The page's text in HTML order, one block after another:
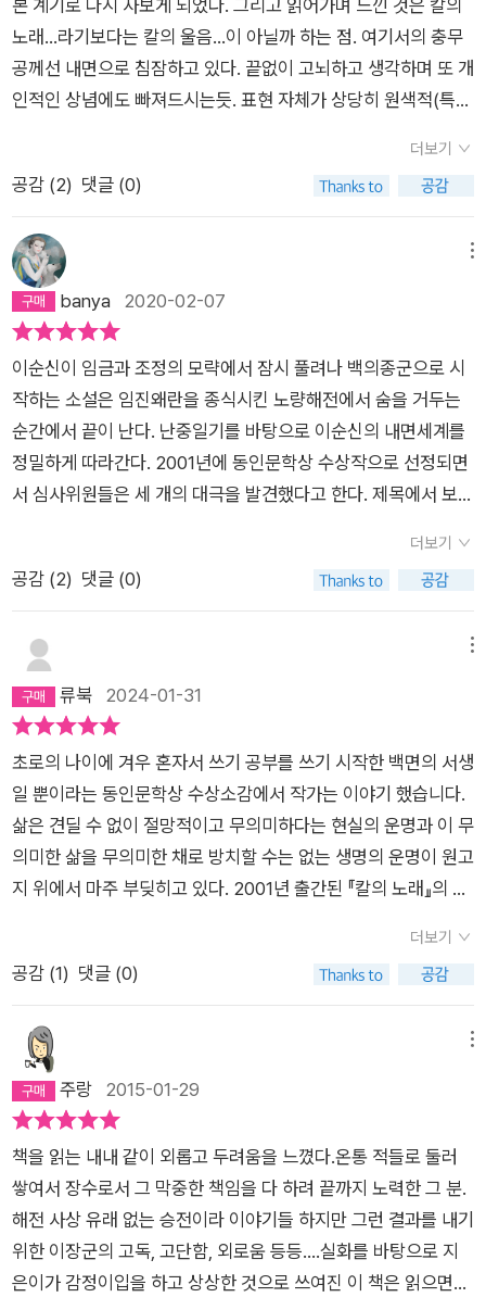
사건들을 그는 이순신에 빙의하여 이순신의 목소리로 그것들을
담담하게 적었다.
노래...라기보다는 칼의 울음...이 아닐까 하는 점. 여기서의 충무
공께선 내면으로 침잠하고 있다. 끝없이 고뇌하고 생각하며 또 개
인적인 상념에도 빠져드시는듯. 표현 자체가 상당히 원색적(특히
지만 여하간 새로운 시각의 접근이라는 점은 색다르다. 책 말미의
연표 역시 이해에 더욱 도움을 주고 있고. 그 뛰어난 무재를 지니
고도 하필 왕이 선조라 무인으로써의 일생을 고난속에 살다 가신
이순신 장군님. 그래도 우리에게 기억되고 우리 나라의 빛나는 얼
이 된 건 선조가 아니라 당연히 충무공이시다!
더보기
공감 (2) 댓글 (0)
banya 2020-02-07
이순신이 임금과 조정의 모략에서 잠시 풀려나 백의종군으로 시
작하는 소설은 임진왜란을 종식시킨 노량해전에서 숨을 거두는
순간에서 끝이 난다. 난중일기를 바탕으로 이순신의 내면세계를
정밀하게 따라간다. 2001년에 동인문학상 수상작으로 선정되면
서 심사위원들은 세 개의 대극을 발견했다고 한다. 제목에서 보이
한 문체의 힘으로 이야기를 솟구치는 대극이라 했다. 크게 동의하
게 되는 말이다.이순신은 적인 왜구의 죽음을 보면서 생각한다,
죽음은 모두 개별적인 것이라고. 하지만 전쟁 중에 개별성을 획득
하기란 어렵다는 것을 안다. 전쟁 중인 자신의 정체성을 적의 적
이라고 일단 규정하였으나, 숱한 전투를 치르며 생각한다. 적의
개별성이야말로 나의 적이라는 것을 알았다고. 그 개별성의 몸을
수 없기에 그는 칼로 적을 벤다.선조의 무능과 치졸한 마음이야
익히 알고 있는 바라, 다른 서적에선 그의 행태에 분노하기도 하
였다. 그러나 <칼의 노래>에서 우는 임금을 바라보는 이순신의
시선은 가엾다는 것이다. 백성이 공의 앞에서 울 듯이 임금은 신
하 앞에 눈물을 흘린다. 그런 미련한 임금을 가엾게 보고, 또한 자
신을 겨누고 있는 적은 눈앞의 왜구와 북쪽의 임금임을 정확히 알
고 있는 공은 늘 사지를 찾는다.결국 노량해전에서 전사하며 세상
않는 적들을 이 세상에 남겨놓고 먼저 적들 쪽으로 간다는 사유를
남긴다. 놀랍도록 고귀하고 놀랍도록 공감하게 되는 공의 고뇌다.
그를 힘들게 하는 것은 사는 것의 무의미함, 자신이 마주하게 되
는 무내용함이다. 그것이 작가의 깊은 고뇌이기도 한 것으로 보인
다. 그럼에도 살아가야 하기에, 이 무의미함과 공허를 극복해 내
야 하기에, 내가 먼저 적들 쪽으로 향하는 공의 안타까움을 남긴
것이 아닐지 생각했다.김훈 작가의 문체는 그 뼈대만 남기고 섬세
하고 사실적인 묘사로 유명하다. 역시나 이번 소설에서도 이를 발
견할 수 있는데 문체의 힘을 크게 느낀다. 이문열의 문체에서 작
더보기
공감 (2) 댓글 (0)
류북 2024-01-31
초로의 나이에 겨우 혼자서 쓰기 공부를 쓰기 시작한 백면의 서생
일 뿐이라는 동인문학상 수상소감에서 작가는 이야기 했습니다.
삶은 견딜 수 없이 절망적이고 무의미하다는 현실의 운명과 이 무
의미한 삶을 무의미한 채로 방치할 수는 없는 생명의 운명이 원고
지 위에서 마주 부딪히고 있다. 2001년 출간된 『칼의 노래』의 개
렬하게 전사하기까지의 삶을 당대의 국내외적 사건 속에서 생생
하게 다루고 있는 유명한 작품입니다. 네이버 독서카페 리딩투데
계속 됩니다. 그만큼 영웅이 그리운 시대에 스크린을 통해서라도
영웅을 그리는 사람들의 애틋한 마음이 아닐까 생각됩니다. 이 책
동을 저지하고 남해의 제해권을 장악하였으나 조정과 국왕 선조
는 그의 공을 치하하는 대신 관직을 빼앗고 백의종군시킨 내용을
담고 있습니다. 이순신이 삼도수군통제사직을 박탈당한 1597년
에서 이후 다시 전선에 나간 뒤 노량해전에서 총탄에 맞고 전사한
1598년까지 약 2년의 이야기 입니다. 나는 죽음을 죽음으로써
더보기
공감 (1) 댓글 (0)
주랑 2015-01-29
책을 읽는 내내 같이 외롭고 두려움을 느꼈다.온통 적들로 둘러
쌓여서 장수로서 그 막중한 책임을 다 하려 끝까지 노력한 그 분.
해전 사상 유래 없는 승전이라 이야기들 하지만 그런 결과를 내기
위한 이장군의 고독, 고단함, 외로움 등등....실화를 바탕으로 지
은이가 감정이입을 하고 상상한 것으로 쓰여진 이 책은 읽으면서